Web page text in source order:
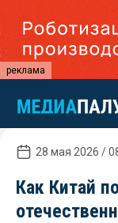
реклама
28 мая 2026 /
Как Китай